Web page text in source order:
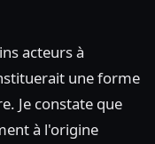
acteurs à
une forme
Je constate que
à l'origine